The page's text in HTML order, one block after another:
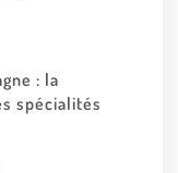
: la
spécialités